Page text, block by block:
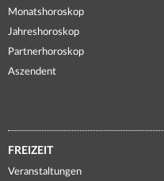
Monatshoroskop
Jahreshoroskop
Partnerhoroskop
Aszendent
FREIZEIT
Veranstaltungen